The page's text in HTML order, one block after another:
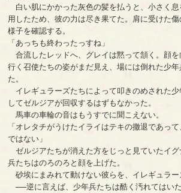
白い肌にかかった灰色の髪を払うと、小さく息
用したため、彼の力は尽き果てた。肩に受けた
様子を確認する。
「あっちも終わったっすね」
合流したレッドへ、グレイは黙って頷く。顔を
行く召使たちの姿がまだ見え、場には倒れた少
た。
イレギュラーズたちによって叩きのめされた少
してゼルジアが回収するはずもなかった。
馬車の車輪の音はもうすでに聞こえない。
「オレタチがうけたイライはテキの撤退であっ
ではない」
ゼルジアたちが消えた方をじっと見ていたイ
兵たちはのろのろと顔を上げた。
砂埃にまみれて動けない彼らを、イレギュラー
──逆に言えば、少年兵たちは酷く汚れてはい